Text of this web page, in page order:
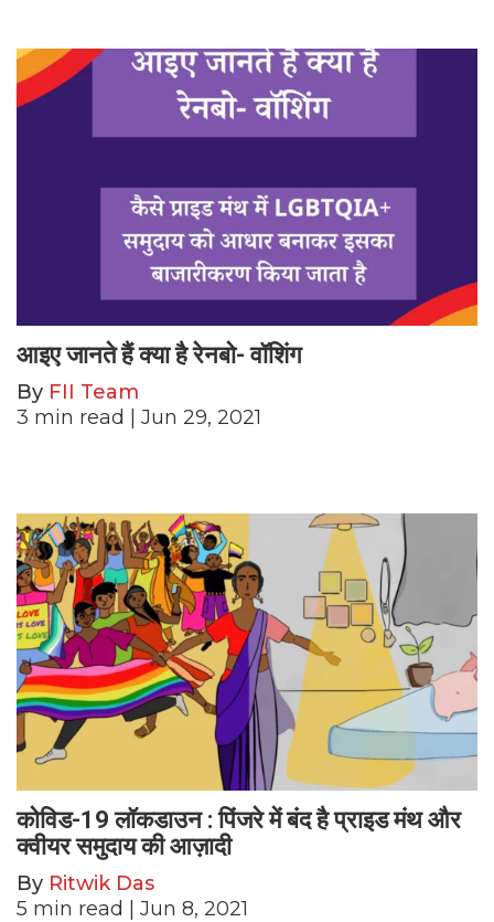
आइए जानते हैं क्या है रेनबो- वॉशिंग
By FII Team
3 min read | Jun 29, 2021
कोविड-19 लॉकडाउन : पिंजरे में बंद है प्राइड मंथ और
क्वीयर समुदाय की आज़ादी
By Ritwik Das
5 min read | Jun 8, 2021